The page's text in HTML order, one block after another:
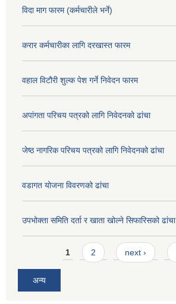
विदा माग फारम (कर्मचारीले भर्ने)
करार कर्मचारीका लागि दरखास्त फारम
वहाल विटौरी शुल्क पेश गर्ने निवेदन फारम
अपांगता परिचय पत्रको लागि निवेदनको ढांचा
जेष्ठ नागरिक परिचय पत्रको लागि निवेदनको ढांचा
वडागत योजना विवरणको ढांचा
उपभोक्ता समिति दर्ता र खाता खोल्ने सिफारिसको ढांचा
Pages1 2 next ›
अन्य